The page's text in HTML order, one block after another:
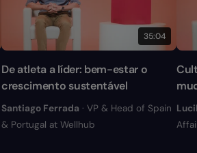
35:04
De atleta a líder: bem-estar o
crescimento sustentável
Santiago Ferrada · VP & Head of Spain
& Portugal at Wellhub